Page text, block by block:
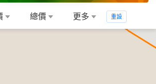
總價 更多 重設